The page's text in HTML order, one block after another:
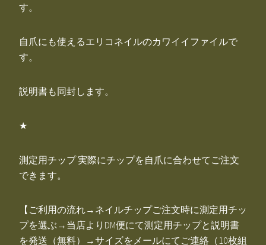
す。
自爪にも使えるエリコネイルのカワイイファイルで
す。
説明書も同封します。
★
測定用チップ 実際にチップを自爪に合わせてご注文
できます。
【ご利用の流れ→ネイルチップご注文時に測定用チッ
プを選ぶ→当店よりDM便にて測定用チップと説明書
を発送（無料）→サイズをメールにてご連絡（10枚組